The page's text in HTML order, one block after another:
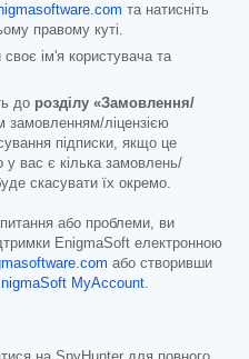
та натисніть
правому куті.
своє ім'я користувача та
до розділу «Замовлення/
замовленням/ліцензією
підписки, якщо це
вас є кілька замовлень/
скасувати їх окремо.
або проблеми, ви
EnigmaSoft електронною
або створивши
MyAccount.